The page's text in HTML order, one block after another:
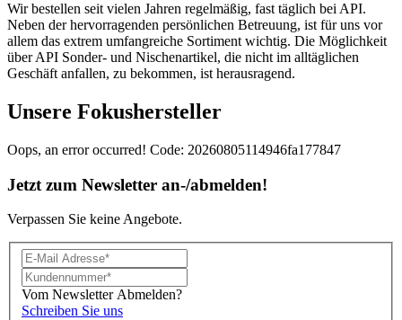
Wir bestellen seit vielen Jahren regelmäßig, fast täglich bei API.
Neben der hervorragenden persönlichen Betreuung, ist für uns vor
allem das extrem umfangreiche Sortiment wichtig. Die Möglichkeit
über API Sonder- und Nischenartikel, die nicht im alltäglichen
Geschäft anfallen, zu bekommen, ist herausragend.
Unsere Fokushersteller
Oops, an error occurred! Code: 20260805114946fa177847
Jetzt zum Newsletter an-/abmelden!
Verpassen Sie keine Angebote.
Vom Newsletter Abmelden?
Schreiben Sie uns